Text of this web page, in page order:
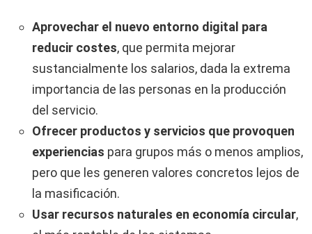
Aprovechar el nuevo entorno digital para
reducir costes, que permita mejorar
sustancialmente los salarios, dada la extrema
importancia de las personas en la producción
del servicio.
Ofrecer productos y servicios que provoquen
experiencias para grupos más o menos amplios,
pero que les generen valores concretos lejos de
la masificación.
Usar recursos naturales en economía circular,